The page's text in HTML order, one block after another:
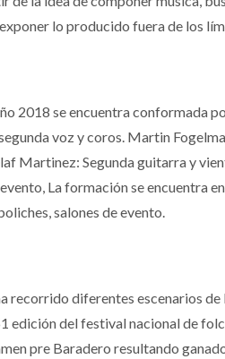
lo producido fuera de los
2018 se encuentra conformada
voz y coros. Martin
Martinez: Segunda guitarra y
La formación se encuentra
salones de evento.
recorrido diferentes escenarios
edición del festival nacional de
pre Baradero resultando